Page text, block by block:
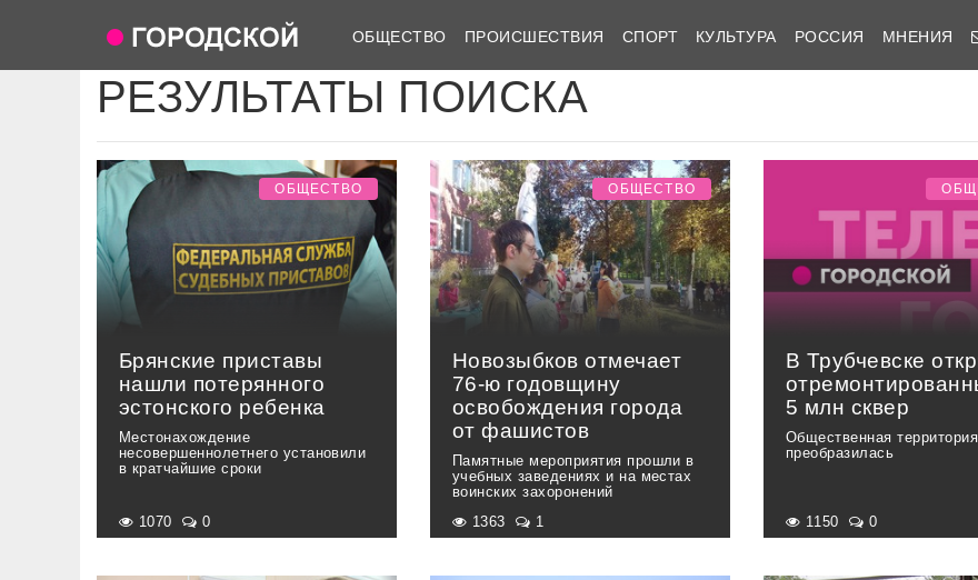
ОБЩЕСТВО ПРОИСШЕСТВИЯ СПОРТ КУЛЬТУРА РОССИЯ МНЕНИЯ
РЕЗУЛЬТАТЫ ПОИСКА
Брянские приставы
нашли потерянного
эстонского ребенка
Местонахождение
несовершеннолетнего установили
в кратчайшие сроки
ОБЩЕСТВО
1070 0
Новозыбков отмечает
76-ю годовщину
освобождения города
от фашистов
Памятные мероприятия прошли в
учебных заведениях и на местах
воинских захоронений
ОБЩЕСТВО
1363 1
В Трубчевске
5 млн сквер
Общественная
преобразилась
1150 0